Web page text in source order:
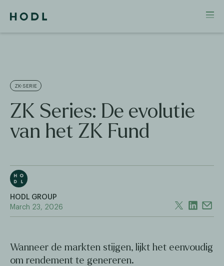
ZK-SERIE
ZK Series: De evolutie
van het ZK Fund
HODL GROUP
March 23, 2026
Wanneer de markten stijgen, lijkt het eenvoudig
om rendement te genereren.